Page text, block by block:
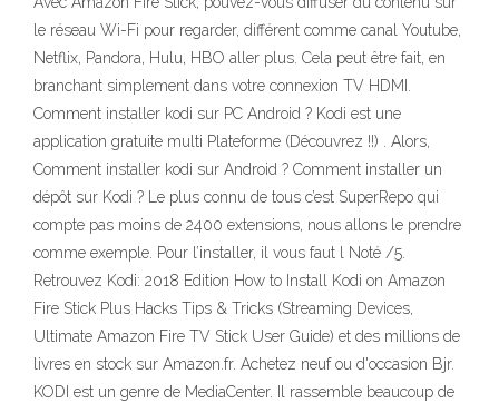
le réseau Wi-Fi pour regarder, différent comme canal Youtube,
Netflix, Pandora, Hulu, HBO aller plus. Cela peut être fait, en
branchant simplement dans votre connexion TV HDMI.
Comment installer kodi sur PC Android ? Kodi est une
application gratuite multi Plateforme (Découvrez !!) . Alors,
Comment installer kodi sur Android ? Comment installer un
dépôt sur Kodi ? Le plus connu de tous c’est SuperRepo qui
compte pas moins de 2400 extensions, nous allons le prendre
comme exemple. Pour l’installer, il vous faut l Noté /5.
Retrouvez Kodi: 2018 Edition How to Install Kodi on Amazon
Fire Stick Plus Hacks Tips & Tricks (Streaming Devices,
Ultimate Amazon Fire TV Stick User Guide) et des millions de
livres en stock sur Amazon.fr. Achetez neuf ou d'occasion Bjr.
KODI est un genre de MediaCenter. Il rassemble beaucoup de